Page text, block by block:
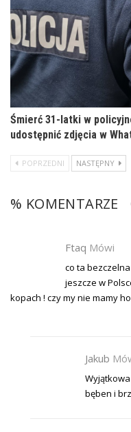
Śmierć 31-latki w
udostępnić zdjęcia w
POPRZEDNI NASTĘPNY
% KOMENTARZE
Ftaq Mówi
co ta
jeszcze w
kopach ! czy my nie mamy
Jakub
bęben i